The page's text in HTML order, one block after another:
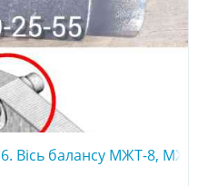
Вісь балансу МЖТ-8,